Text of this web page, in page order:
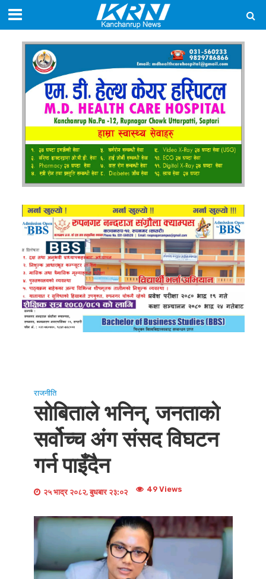
राजनीति
सोबिताले भनिन्, जनताको
सर्वोच्च अंग संसद विघटन
गर्न पाइँदैन
२५ भाद्र २०८२, बुधबार २३:०२ 49 Views